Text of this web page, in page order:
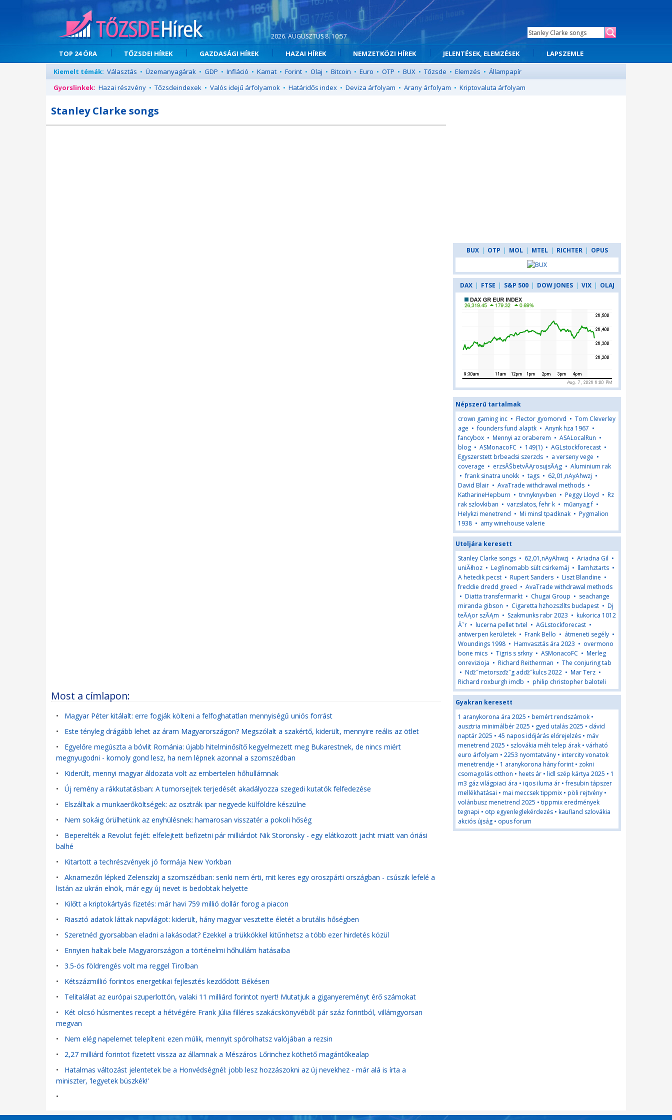
2026. AUGUSZTUS 8. 10:57
TOP 24 ÓRA TŐZSDEI HÍREK GAZDASÁGI HÍREK HAZAI HÍREK NEMZETKÖZI HÍREK JELENTÉSEK, ELEMZÉSEK
LAPSZEMLE
Kiemelt témák: Választás • Üzemanyagárak • GDP • Infláció • Kamat • Forint • Olaj • Bitcoin • Euro • OTP • BUX • Tőzsde • Elemzés • Állampapír
Gyorslinkek: Hazai részvény • Tőzsdeindexek • Valós idejű árfolyamok • Határidős index • Deviza árfolyam • Arany árfolyam • Kriptovaluta árfolyam
Stanley Clarke songs
Most a címlapon:
• Magyar Péter kitálalt: erre fogják költeni a felfoghatatlan mennyiségű uniós forrást
• Este tényleg drágább lehet az áram Magyarországon? Megszólalt a szakértő, kiderült, mennyire reális az ötlet
• Egyelőre megúszta a bóvlit Románia: újabb hitelminősítő kegyelmezett meg Bukarestnek, de nincs miért
megnyugodni - komoly gond lesz, ha nem lépnek azonnal a szomszédban
• Kiderült, mennyi magyar áldozata volt az embertelen hőhullámnak
• Új remény a rákkutatásban: A tumorsejtek terjedését akadályozza szegedi kutatók felfedezése
• Elszálltak a munkaerőköltségek: az osztrák ipar negyede külföldre készülne
• Nem sokáig örülhetünk az enyhülésnek: hamarosan visszatér a pokoli hőség
• Beperelték a Revolut fejét: elfelejtett befizetni pár milliárdot Nik Storonsky - egy elátkozott jacht miatt van óriási
balhé
• Kitartott a techrészvények jó formája New Yorkban
• Aknamezőn lépked Zelenszkij a szomszédban: senki nem érti, mit keres egy oroszpárti országban - csúszik lefelé a
listán az ukrán elnök, már egy új nevet is bedobtak helyette
• Kilőtt a kriptokártyás fizetés: már havi 759 millió dollár forog a piacon
• Riasztó adatok láttak napvilágot: kiderült, hány magyar vesztette életét a brutális hőségben
• Szeretnéd gyorsabban eladni a lakásodat? Ezekkel a trükkökkel kitűnhetsz a több ezer hirdetés közül
• Ennyien haltak bele Magyarországon a történelmi hőhullám hatásaiba
• 3.5-ös földrengés volt ma reggel Tirolban
• Kétszázmillió forintos energetikai fejlesztés kezdődött Békésen
• Telitalálat az európai szuperlottón, valaki 11 milliárd forintot nyert! Mutatjuk a giganyereményt érő számokat
• Két olcsó húsmentes recept a hétvégére Frank Júlia filléres szakácskönyvéből: pár száz forintból, villámgyorsan
megvan
• Nem elég napelemet telepíteni: ezen múlik, mennyit spórolhatsz valójában a rezsin
• 2,27 milliárd forintot fizetett vissza az államnak a Mészáros Lőrinchez köthető magántőkealap
• Hatalmas változást jelentetek be a Honvédségnél: jobb lesz hozzászokni az új nevekhez - már alá is írta a
miniszter, 'legyetek büszkék!'
•
BUX | OTP | MOL | MTEL | RICHTER | OPUS
DAX | FTSE | S&P 500 | DOW JONES | VIX | OLAJ
Népszerű tartalmak
crown gaming inc • Flector gyomorvd • Tom Cleverley
age •founders fund alaptk • Anynk hza 1967 •
fancybox • Mennyi az oraberem • ASALocalRun •
blog • ASMonacoFC • 149(1) • AGLstockforecast •
Egyszerstett brbeadsi szerzds • a verseny vege •
coverage • erzsĂŠbetvĂĄrosujsĂĄg • Aluminium rak
•frank sinatra unokk • tags • 62,01,nAyAhwzj •
David Blair • AvaTrade withdrawal methods •
KatharineHepburn • trvnyknyvben • Peggy Lloyd • Rz
rak szlovkiban • varzslatos, fehr k • műanyag f •
Helykzi menetrend • Mi minsl tpadknak • Pygmalion
1938 • amy winehouse valerie
Utoljára keresett
Stanley Clarke songs • 62,01,nAyAhwzj • Ariadna Gil •
uniĂłhoz • Legfinomabb sült csirkemáj • llamhztarts •
A hetedik pecst • Rupert Sanders • Liszt Blandine •
freddie dredd greed • AvaTrade withdrawal methods
• Diatta transfermarkt • Chugai Group • seachange
miranda gibson • Cigaretta hzhozszllts budapest • Dj
teĂĄor szĂĄm • Szakmunks rabr 2023 • kukorica 1012
Ăˇr • lucerna pellet tvtel • AGLstockforecast •
antwerpen kerületek • Frank Bello • átmeneti segély •
Woundings 1998 • Hamvasztás ára 2023 • overmono
bone mics • Tigris s srkny • ASMonacoFC • Merleg
onrevizioja • Richard Reitherman • The conjuring tab
• Nďż˝metorszďż˝g adďż˝kulcs 2022 • Mar Terz •
Richard roxburgh imdb • philip christopher baloteli
Gyakran keresett
1 aranykorona ára 2025 • bemért rendszámok •
ausztria minimálbér 2025 • gyed utalás 2025 • dávid
naptár 2025 • 45 napos időjárás előrejelzés • máv
menetrend 2025 • szlovákia méh telep árak • várható
euro árfolyam • 2253 nyomtatvány • intercity vonatok
menetrendje • 1 aranykorona hány forint • zokni
csomagolás otthon • heets ár • lidl szép kártya 2025 • 1
m3 gáz világpiaci ára • iqos iluma ár •fresubin tápszer
mellékhatásai • mai meccsek tippmix • pöli rejtvény •
volánbusz menetrend 2025 • tippmix eredmények
tegnapi • otp egyenleglekérdezés • kaufland szlovákia
akciós újság • opus forum